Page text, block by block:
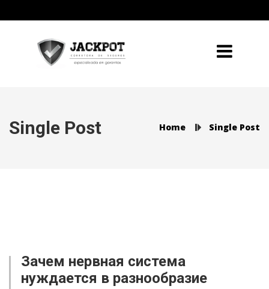
Single Post Home Single Post
Зачем нервная система
нуждается в разнообразие